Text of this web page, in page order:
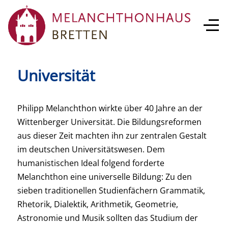
Universität
Philipp Melanchthon wirkte über 40 Jahre an der
Wittenberger Universität. Die Bildungsreformen
aus dieser Zeit machten ihn zur zentralen Gestalt
im deutschen Universitätswesen. Dem
humanistischen Ideal folgend forderte
Melanchthon eine universelle Bildung: Zu den
sieben traditionellen Studienfächern Grammatik,
Rhetorik, Dialektik, Arithmetik, Geometrie,
Astronomie und Musik sollten das Studium der